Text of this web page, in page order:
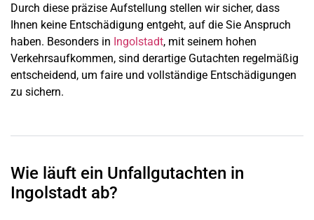
Durch diese präzise Aufstellung stellen wir sicher, dass
Ihnen keine Entschädigung entgeht, auf die Sie Anspruch
haben. Besonders in Ingolstadt, mit seinem hohen
Verkehrsaufkommen, sind derartige Gutachten regelmäßig
entscheidend, um faire und vollständige Entschädigungen
zu sichern.
Wie läuft ein Unfallgutachten in
Ingolstadt ab?